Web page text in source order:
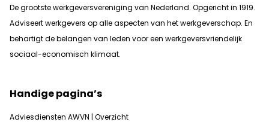
De grootste werkgeversvereniging van Nederland. Opgericht in 1919.
Adviseert werkgevers op alle aspecten van het werkgeverschap. En
behartigt de belangen van leden voor een werkgeversvriendelijk
sociaal-economisch klimaat.
Handige pagina’s
Adviesdiensten AWVN | Overzicht